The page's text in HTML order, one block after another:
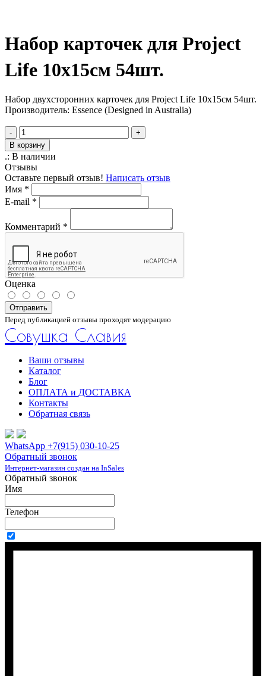
Набор карточек для Project
Life 10х15см 54шт.
Набор двухсторонних карточек для Project Life 10х15см 54шт.
Производитель: Essence (Designed in Australia)
-
+
В корзину
.: В наличии
Отзывы
Оставьте первый отзыв! Написать отзыв
Имя *
E-mail *
Комментарий *
Оценка
Отправить
Перед публикацией отзывы проходят модерацию
Совушка Славия
Ваши отзывы
Каталог
Блог
ОПЛАТА и ДОСТАВКА
Контакты
Обратная связь
WhatsApp +7(915) 030-10-25
Обратный звонок
Интернет-магазин создан на InSales
Обратный звонок
Имя
Телефон